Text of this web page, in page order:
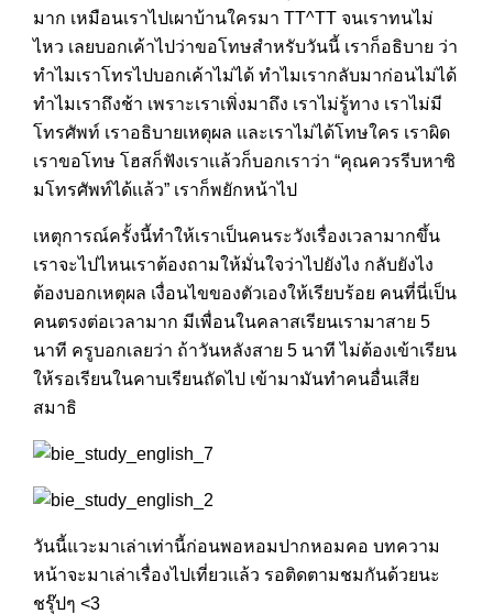
มาก เหมือนเราไปเผาบ้านใครมา TT^TT จนเราทนไม่
ไหว เลยบอกเค้าไปว่าขอโทษสำหรับวันนี้ เราก็อธิบาย ว่า
ทำไมเราโทรไปบอกเค้าไม่ได้ ทำไมเรากลับมาก่อนไม่ได้
ทำไมเราถึงช้า เพราะเราเพิ่งมาถึง เราไม่รู้ทาง เราไม่มี
โทรศัพท์ เราอธิบายเหตุผล เเละเราไม่ได้โทษใคร เราผิด
เราขอโทษ โฮสก็ฟังเราเเล้วก็บอกเราว่า “คุณควรรีบหาซิ
มโทรศัพท์ได้เเล้ว” เราก็พยักหน้าไป
เหตุการณ์ครั้งนี้ทำให้เราเป็นคนระวังเรื่องเวลามากขึ้น
เราจะไปไหนเราต้องถามให้มั่นใจว่าไปยังไง กลับยังไง
ต้องบอกเหตุผล เงื่อนไขของตัวเองให้เรียบร้อย คนที่นี่เป็น
คนตรงต่อเวลามาก มีเพื่อนในคลาสเรียนเรามาสาย 5
นาที ครูบอกเลยว่า ถ้าวันหลังสาย 5 นาที ไม่ต้องเข้าเรียน
ให้รอเรียนในคาบเรียนถัดไป เข้ามามันทำคนอื่นเสีย
สมาธิ
วันนี้แวะมาเล่าเท่านี้ก่อนพอหอมปากหอมคอ บทความ
หน้าจะมาเล่าเรื่องไปเที่ยวเเล้ว รอติดตามชมกันด้วยนะ
ชรุ๊ปๆ <3